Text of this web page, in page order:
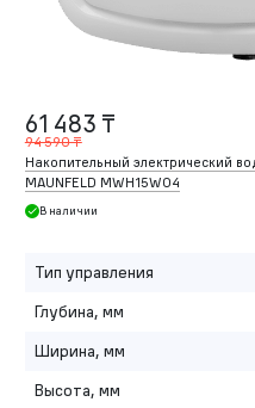
61 483 ₸
94 590 ₸
Накопительный электрический
MAUNFELD MWH15W04
В наличии
Тип управления
Глубина, мм
Ширина, мм
Высота, мм